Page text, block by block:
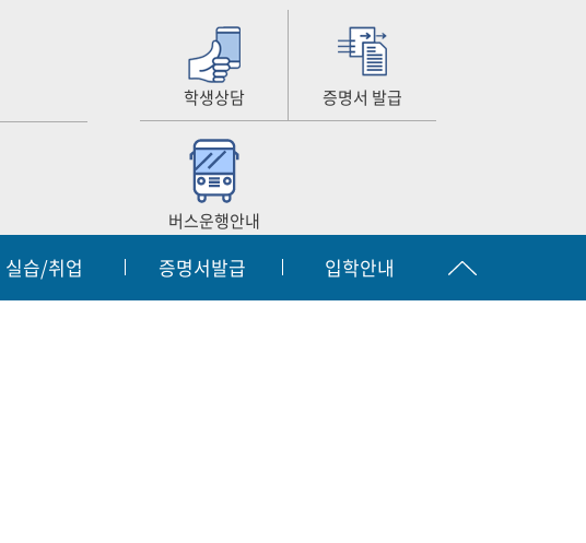
실습/취업 증명서발급 입학안내
학생상담 증명서 발급
버스운행안내
대학정보공시 | 찾아오시는길 | 원격지원서비스